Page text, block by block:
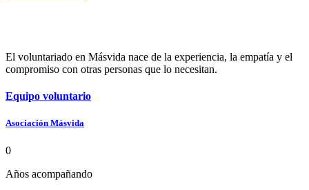
El voluntariado en Másvida nace de la experiencia, la empatía y el
compromiso con otras personas que lo necesitan.
Equipo voluntario
Asociación Másvida
0
Años acompañando